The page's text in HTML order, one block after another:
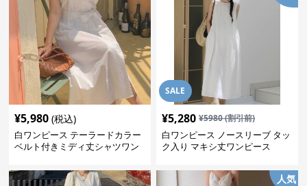
¥5,980 (税込)
白ワンピース テーラードカラー
ベルト付きミディ丈シャツワン
SALE
¥5,280 ¥5980(割引前)
白ワンピース ノースリーブ タッ
ク入り マキシ丈ワンピース
人気